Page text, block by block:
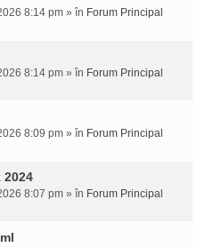
8:14 pm » în Forum Principal
8:14 pm » în Forum Principal
8:09 pm » în Forum Principal
8:07 pm » în Forum Principal